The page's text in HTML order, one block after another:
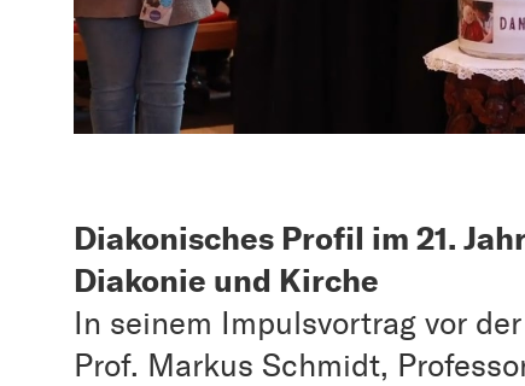
Diakonisches Profil im 21.
Diakonie und Kirche
In seinem Impulsvortrag vor
Prof. Markus Schmidt,